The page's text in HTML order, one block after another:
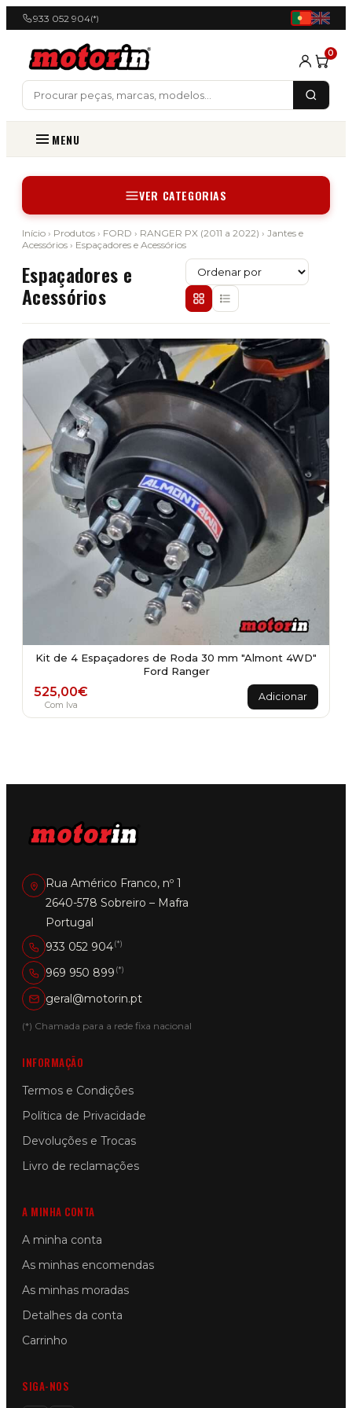
933 052 904(*)
0
MENU
VER CATEGORIAS
Início › Produtos › FORD › RANGER PX (2011 a 2022) › Jantes e
Acessórios › Espaçadores e Acessórios
Espaçadores e
Acessórios
Kit de 4 Espaçadores de Roda 30 mm "Almont 4WD"
Ford Ranger
525,00€
Com Iva
Adicionar
Rua Américo Franco, nº 1
2640-578 Sobreiro – Mafra
Portugal
933 052 904(*)
969 950 899 (*)
geral@motorin.pt
(*) Chamada para a rede fixa nacional
INFORMAÇÃO
Termos e Condições
Política de Privacidade
Devoluções e Trocas
Livro de reclamações
A MINHA CONTA
A minha conta
As minhas encomendas
As minhas moradas
Detalhes da conta
Carrinho
SIGA-NOS